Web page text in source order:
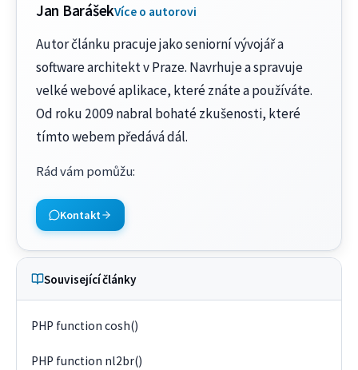
Jan BarášekVíce o autorovi
Autor článku pracuje jako seniorní vývojář a
software architekt v Praze. Navrhuje a spravuje
velké webové aplikace, které znáte a používáte.
Od roku 2009 nabral bohaté zkušenosti, které
tímto webem předává dál.
Rád vám pomůžu:
Kontakt
Související články
PHP function cosh()
PHP function nl2br()